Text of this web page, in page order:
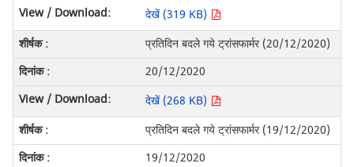
देखें (319 KB)
प्रतिदिन बदले गये ट्रांसफार्मर (20/12/2020)
20/12/2020
देखें (268 KB)
प्रतिदिन बदले गये ट्रांसफार्मर (19/12/2020)
19/12/2020